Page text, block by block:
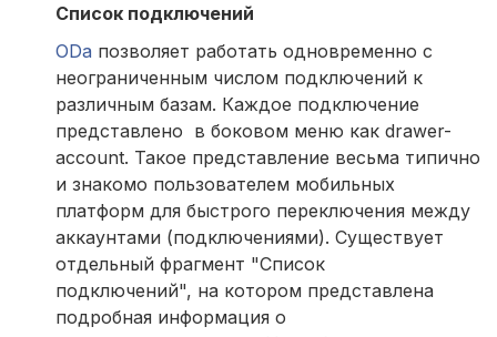
Список подключений
ODa позволяет работать одновременно с
неограниченным числом подключений к
различным базам. Каждое подключение
представлено в боковом меню как drawer-
account. Такое представление весьма типично
и знакомо пользователем мобильных
платформ для быстрого переключения между
аккаунтами (подключениями). Существует
отдельный фрагмент "Список
подключений", на котором представлена
подробная информация о